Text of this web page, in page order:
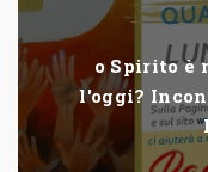
o Spirito è
l'oggi?